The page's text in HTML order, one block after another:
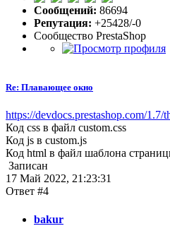
Сообщений: 86694
Репутация: +25428/-0
Сообщество PrestaShop
Re: Плавающее окно
https://devdocs.prestashop.com/1.7/
Код css в файл custom.css
Код js в custom.js
Код html в файл шаблона
Записан
17 Май 2022, 21:23:31
Ответ #4
bakur